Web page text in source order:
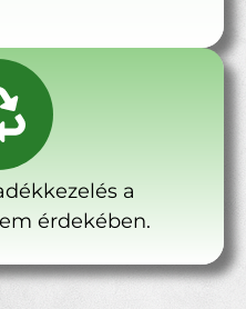
a
érdekében.